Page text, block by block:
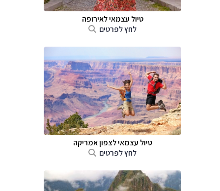
טיול עצמאי לאירופה
לחץ לפרטים
טיול עצמאי לצפון אמריקה
לחץ לפרטים